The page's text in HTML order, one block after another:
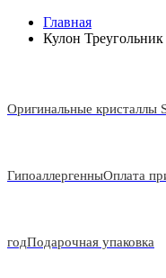
Главная
Кулон
Оригинальные кристаллы
ГипоаллергенныОплата
годПодарочная упаковка